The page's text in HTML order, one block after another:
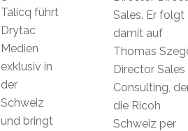
Sales. Er folgt
damit auf
Thomas
Director Sales
Consulting,
die Ricoh
Schweiz per
Talicq führt
Drytac
Medien
exklusiv in
der
Schweiz
und bringt